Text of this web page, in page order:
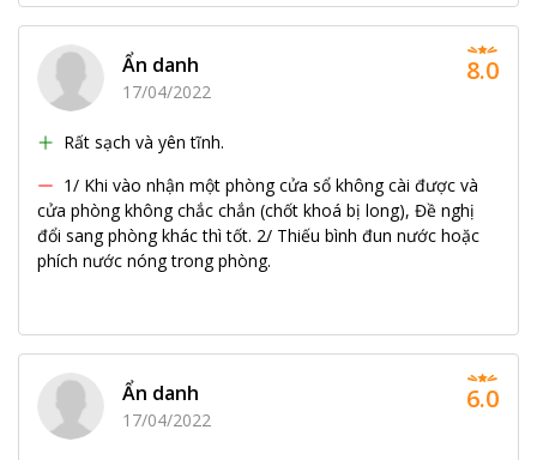
Ẩn danh
17/04/2022
Rất sạch và yên tĩnh.
1/ Khi vào nhận một phòng cửa sổ không cài được và
cửa phòng không chắc chắn (chốt khoá bị long), Đề nghị
đổi sang phòng khác thì tốt. 2/ Thiếu bình đun nước hoặc
phích nước nóng trong phòng.
8.0
Ẩn danh
17/04/2022
6.0